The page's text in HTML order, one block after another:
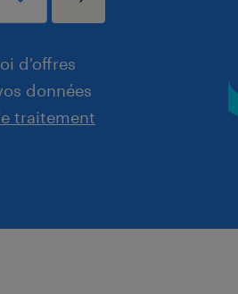
d'offres
données
traitement